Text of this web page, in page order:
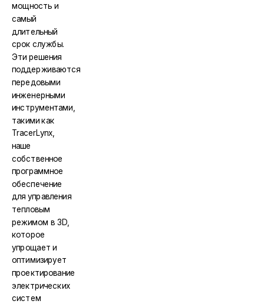
мощность и
самый
длительный
срок службы.
Эти решения
поддерживаются
передовыми
инженерными
инструментами,
такими как
TracerLynx,
наше
собственное
программное
обеспечение
для управления
тепловым
режимом в 3D,
которое
упрощает и
оптимизирует
проектирование
электрических
систем